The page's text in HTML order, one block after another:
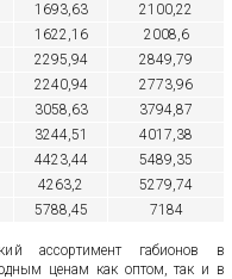
1693,63
2100,22
1622,16
2008,6
2295,94
2849,79
2240,94
2773,96
3058,63
3794,87
3244,51
4017,38
4423,44
5489,35
4263,2
5279,74
5788,45 7184
ассортимент габионов в
ценам как оптом, так и в